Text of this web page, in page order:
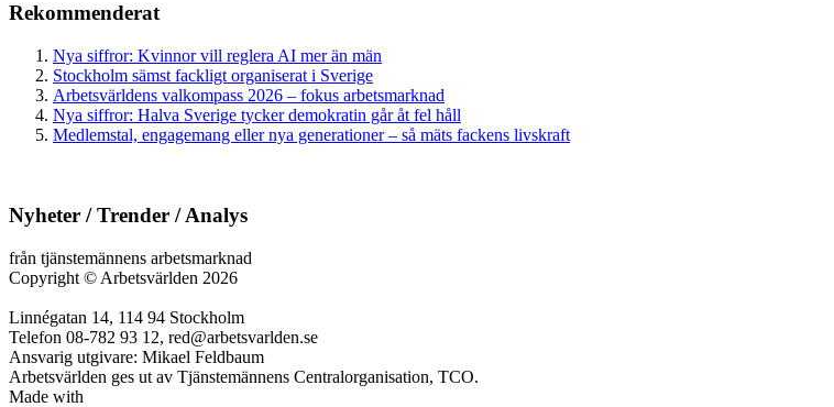
Rekommenderat
Nya siffror: Kvinnor vill reglera AI mer än män
Stockholm sämst fackligt organiserat i Sverige
Arbetsvärldens valkompass 2026 – fokus arbetsmarknad
Nya siffror: Halva Sverige tycker demokratin går åt fel håll
Medlemstal, engagemang eller nya generationer – så mäts fackens livskraft
Nyheter / Trender / Analys
från tjänstemännens arbetsmarknad
Copyright © Arbetsvärlden 2026
Linnégatan 14, 114 94 Stockholm
Telefon 08-782 93 12, red@arbetsvarlden.se
Ansvarig utgivare: Mikael Feldbaum
Arbetsvärlden ges ut av Tjänstemännens Centralorganisation, TCO.
Made with